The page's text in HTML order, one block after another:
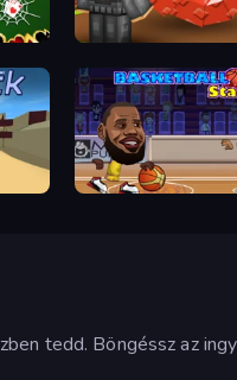
Grow A Garden |
Basketball Stars
tedd. Böngéssz az